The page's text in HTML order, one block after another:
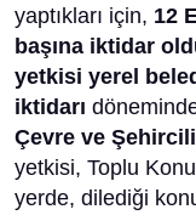
yaptıkları için, 12
başına iktidar
yetkisi yerel
iktidarı
Çevre ve
yetkisi, Toplu
yerde, dilediği